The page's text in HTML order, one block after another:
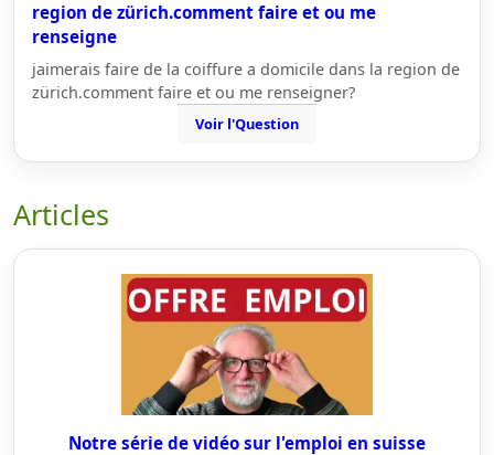
region de zürich.comment faire et ou me
renseigne
jaimerais faire de la coiffure a domicile dans la region de
zürich.comment faire et ou me renseigner?
Voir l'Question
Articles
Notre série de vidéo sur l'emploi en suisse